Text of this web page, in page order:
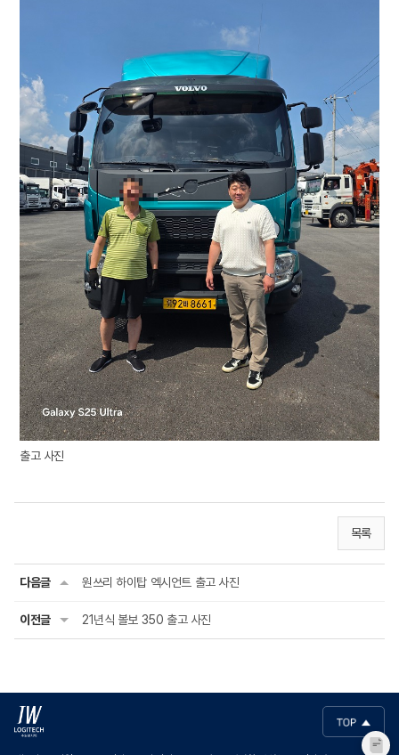
출고 사진
목록
다음글 원쓰리 하이탑 엑시언트 출고 사진
이전글 21년식 볼보 350 출고 사진